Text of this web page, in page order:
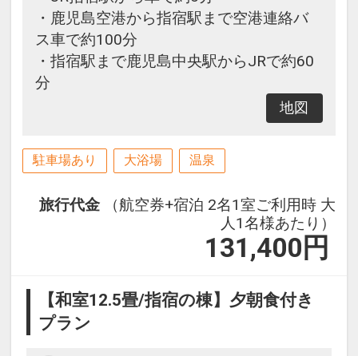
・鹿児島空港から指宿駅まで空港連絡バ
ス車で約100分
・指宿駅まで鹿児島中央駅からJRで約60
分
地図
駐車場あり 大浴場 温泉
旅行代金
（航空券+宿泊 2名1室ご利用時 大
人1名様あたり）
131,400 円
【和室12.5畳/指宿の棟】夕朝食付き
プラン